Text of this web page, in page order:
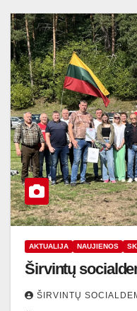
AKTUALIJA NAUJIENOS
Širvintų
ŠIRVINTŲ